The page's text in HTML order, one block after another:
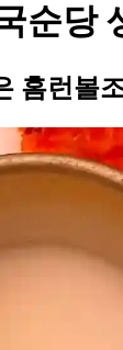
순당
홈런볼